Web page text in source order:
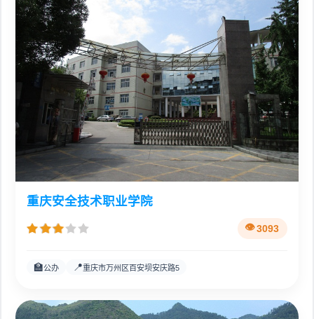
重庆安全技术职业学院
3093
🏫公办 📍重庆市万州区百安坝安庆路5